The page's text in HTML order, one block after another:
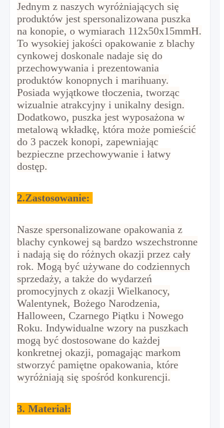
Jednym z naszych wyróżniających się
produktów jest spersonalizowana puszka
na konopie, o wymiarach 112x50x15mmH.
To wysokiej jakości opakowanie z blachy
cynkowej doskonale nadaje się do
przechowywania i prezentowania
produktów konopnych i marihuany.
Posiada wyjątkowe tłoczenia, tworząc
wizualnie atrakcyjny i unikalny design.
Dodatkowo, puszka jest wyposażona w
metalową wkładkę, która może pomieścić
do 3 paczek konopi, zapewniając
bezpieczne przechowywanie i łatwy
dostęp.
2.Zastosowanie:
Nasze spersonalizowane opakowania z
blachy cynkowej są bardzo wszechstronne
i nadają się do różnych okazji przez cały
rok. Mogą być używane do codziennych
sprzedaży, a także do wydarzeń
promocyjnych z okazji Wielkanocy,
Walentynek, Bożego Narodzenia,
Halloween, Czarnego Piątku i Nowego
Roku. Indywidualne wzory na puszkach
mogą być dostosowane do każdej
konkretnej okazji, pomagając markom
stworzyć pamiętne opakowania, które
wyróżniają się spośród konkurencji.
3. Materiał: